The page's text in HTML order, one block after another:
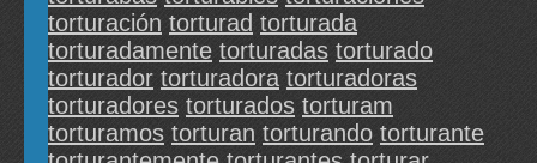
torturación torturad torturada
torturadamente torturadas torturado
torturador torturadora torturadoras
torturadores torturados torturam
torturamos torturan torturando torturante